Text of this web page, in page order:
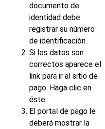
documento de
identidad debe
registrar su número
de identificación.
Si los datos son
correctos aparece el
link para ir al sitio de
pago. Haga clic en
éste.
El portal de pago le
deberá mostrar la